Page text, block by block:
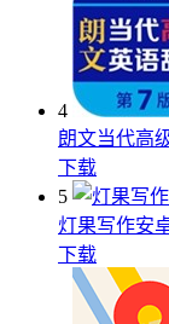
4
朗文当代高
下载
5
灯果写作安
下载